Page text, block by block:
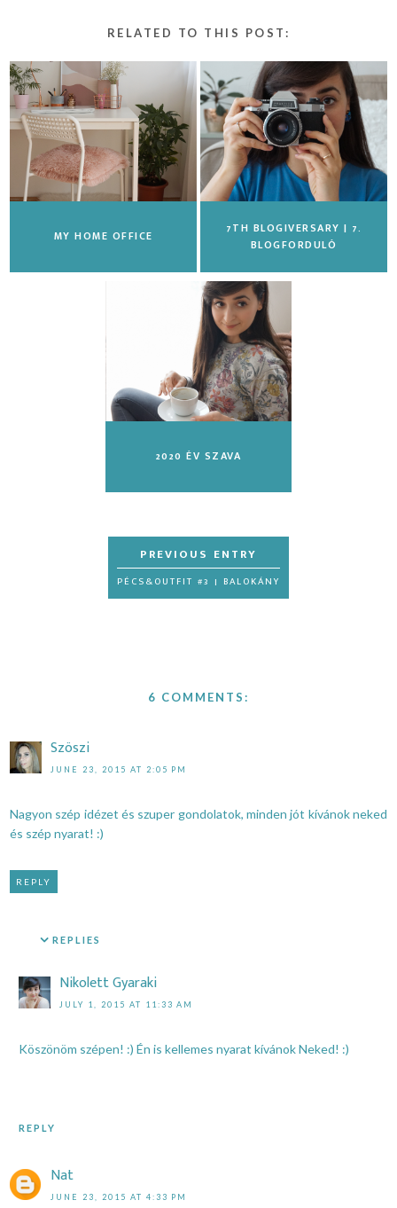
RELATED TO THIS POST:
MY HOME OFFICE
7TH BLOGIVERSARY | 7.
BLOGFORDULÓ
2020 ÉV SZAVA
PÉCS&OUTFIT #3 | BALOKÁNY
6 COMMENTS:
Szöszi
JUNE 23, 2015 AT 2:05 PM
Nagyon szép idézet és szuper gondolatok, minden jót kívánok neked
és szép nyarat! :)
REPLY
REPLIES
Nikolett Gyaraki
JULY 1, 2015 AT 11:33 AM
Köszönöm szépen! :) Én is kellemes nyarat kívánok Neked! :)
REPLY
Nat
JUNE 23, 2015 AT 4:33 PM